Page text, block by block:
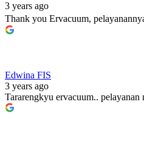
3 years ago
Thank you Ervacuum,
Edwina FIS
3 years ago
Tararengkyu ervacuum..